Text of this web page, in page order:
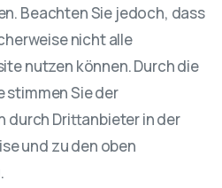
Beachten Sie jedoch, dass
nicht alle
nutzen können. Durch die
stimmen Sie der
durch Drittanbieter in der
und zu den oben